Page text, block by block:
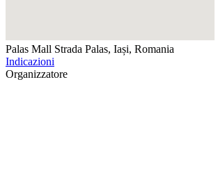
Palas Mall Strada Palas, Iași, Romania
Indicazioni
Organizzatore